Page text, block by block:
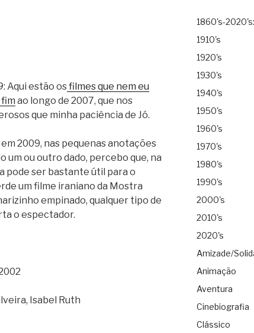
: Aqui estão osfilmes que nem eu
ao longo de 2007, que nos
que minha paciência de Jó.
2009, nas pequenas anotações
um ou outro dado, percebo que, na
pode ser bastante útil para o
um filme iraniano da Mostra
empinado, qualquer tipo de
o espectador.
Isabel Ruth
1860's-
1910's
1920's
1930's
1940's
1950's
1960's
1970's
1980's
1990's
2000's
2010's
2020's
Amizade/
Animação
Aventura
Cinebiografia
Clássico